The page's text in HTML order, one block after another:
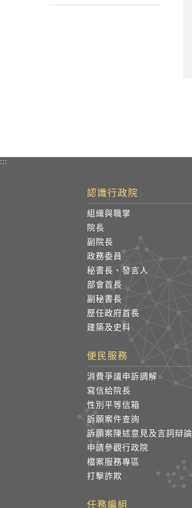
:::
認識行政院
組織與職掌
院長
副院長
政務委員
秘書長、發言人
部會首長
副秘書長
歷任政府首長
建築及史料
便民服務
消費爭議申訴調解
寫信給院長
性別平等信箱
訴願案件查詢
訴願案陳述意見及言詞辯論
申請參觀行政院
檔案服務專區
打擊詐欺
任務編組